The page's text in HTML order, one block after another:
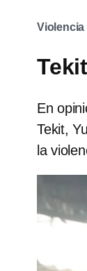
Violencia
En
Tekit,
la